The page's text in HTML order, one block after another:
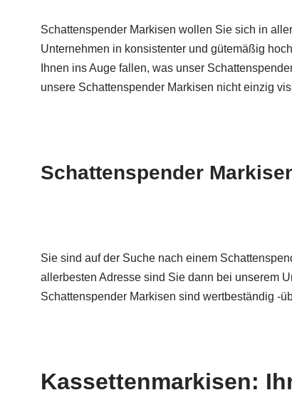
Schattenspender Markisen wollen Sie sich in
Unternehmen in konsistenter und gütemäßig
Ihnen ins Auge fallen, was unser
unsere Schattenspender Markisen nicht einzig
Schattenspender
Sie sind auf der Suche nach einem
allerbesten Adresse sind Sie dann bei unserem
Schattenspender Markisen sind wertbeständig -
Kassettenmarkisen: